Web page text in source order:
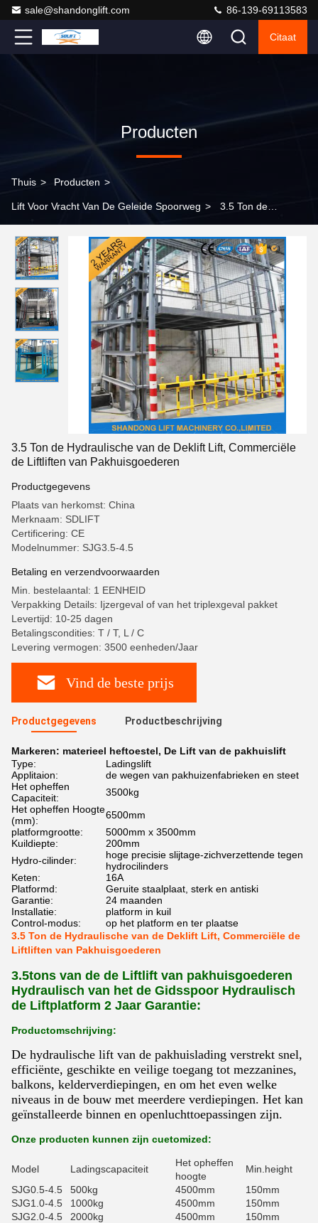
sale@shandonglift.com 86-139-69113583
Citaat
Producten
Thuis > Producten >
Lift Voor Vracht Van De Geleide Spoorweg > 3.5 Ton de
Pakhuisgoederen
3.5 Ton de Hydraulische van de Deklift Lift, Commerciële
de Liftliften van Pakhuisgoederen
Productgegevens
Plaats van herkomst: China
Merknaam: SDLIFT
Certificering: CE
Modelnummer: SJG3.5-4.5
Betaling en verzendvoorwaarden
Min. bestelaantal: 1 EENHEID
Verpakking Details: Ijzergeval of van het triplexgeval pakket
Levertijd: 10-25 dagen
Betalingscondities: T / T, L / C
Levering vermogen: 3500 eenheden/Jaar
Vind de beste prijs
Productgegevens Productbeschrijving
Markeren: materieel heftoestel, De Lift van de pakhuislift
Type:
Ladingslift
Applitaion:
de wegen van pakhuizenfabrieken en steet
Het opheffen
Capaciteit:
3500kg
Het opheffen Hoogte
(mm):
6500mm
platformgrootte:
5000mm x 3500mm
Kuildiepte:
200mm
Hydro-cilinder:
hoge precisie slijtage-zichverzettende tegen
hydrocilinders
Keten:
16A
Platformd:
Geruite staalplaat, sterk en antiski
Garantie:
24 maanden
Installatie:
platform in kuil
Control-modus:
op het platform en ter plaatse
3.5 Ton de Hydraulische van de Deklift Lift, Commerciële de
Liftliften van Pakhuisgoederen
3.5tons van de de Liftlift van pakhuisgoederen
Hydraulisch van het de Gidsspoor Hydraulisch
de Liftplatform 2 Jaar Garantie:
Productomschrijving:
De hydraulische lift van de pakhuislading verstrekt snel,
efficiënte, geschikte en veilige toegang tot mezzanines,
balkons, kelderverdiepingen, en om het even welke
niveaus in de bouw met meerdere verdiepingen. Het kan
geïnstalleerde binnen en openluchttoepassingen zijn.
Onze producten kunnen zijn cuetomized:
Model Ladingscapaciteit
Het opheffen
hoogte
Min.height
SJG0.5-4.5
500kg 4500mm
150mm
SJG1.0-4.5
1000kg 4500mm
150mm
SJG2.0-4.5
2000kg 4500mm
150mm